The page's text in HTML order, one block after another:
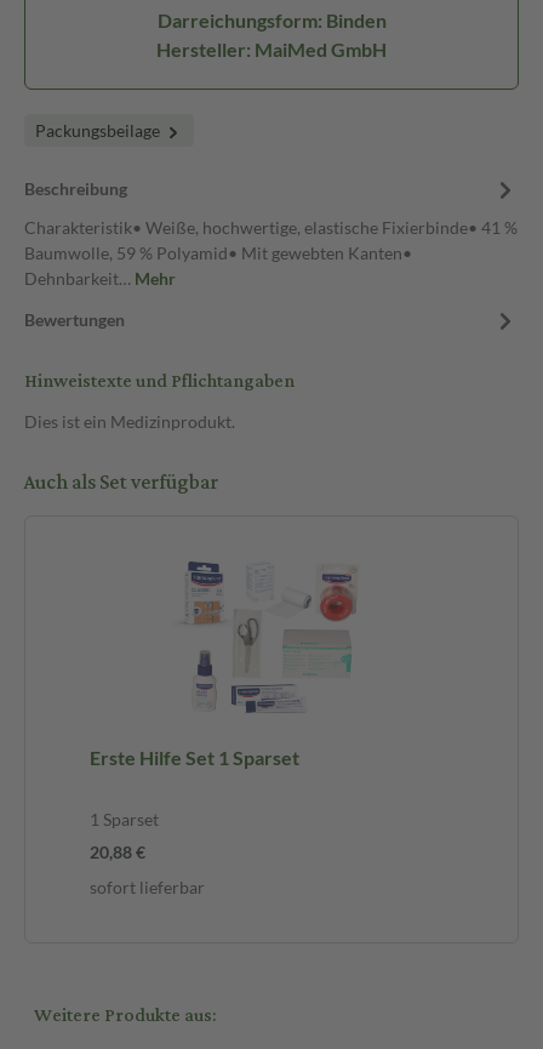
Darreichungsform: Binden
Hersteller: MaiMed GmbH
Packungsbeilage
Beschreibung
Charakteristik• Weiße, hochwertige, elastische Fixierbinde• 41 %
Baumwolle, 59 % Polyamid• Mit gewebten Kanten•
Dehnbarkeit… Mehr
Bewertungen
Hinweistexte und Pflichtangaben
Dies ist ein Medizinprodukt.
Auch als Set verfügbar
Erste Hilfe Set 1 Sparset
1 Sparset
20,88 €
sofort lieferbar
Weitere Produkte aus: